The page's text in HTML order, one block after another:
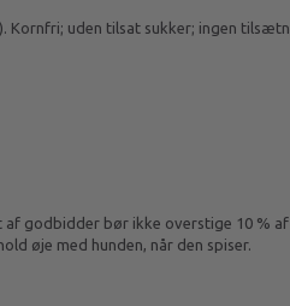
Kornfri; uden tilsat sukker; ingen
godbidder bør ikke overstige 10 %
øje med hunden, når den spiser.